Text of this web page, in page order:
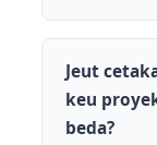
Jeut
keu
beda?